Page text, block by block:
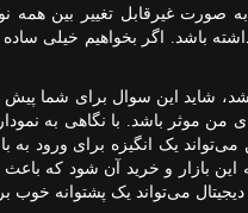
صورت غیرقابل تغییر بین همه
باشد. اگر بخواهیم خیلی ساده
شاید این سوال برای شما پیش
من موثر باشد. با نگاهی به
یک انگیزه برای ورود به
بازار و خرید آن شود که باعث
می‌تواند یک پشتوانه